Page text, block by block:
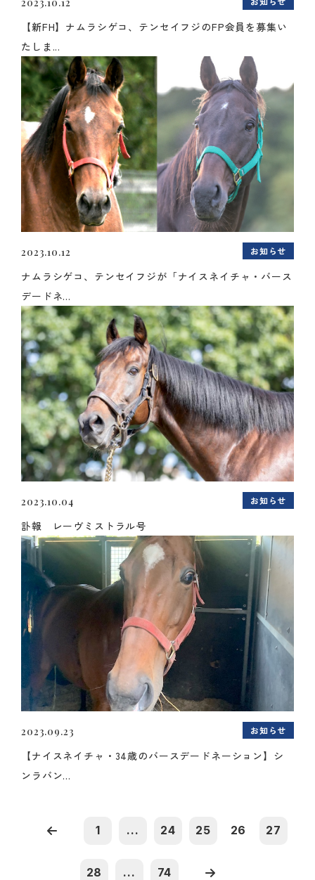
【新FH】ナムラシゲコ、テンセイフジのFP会員を募集い
たしま...
2023.10.12 お知らせ
ナムラシゲコ、テンセイフジが「ナイスネイチャ・バース
デードネ...
2023.10.04 お知らせ
訃報 レーヴミストラル号
2023.09.23 お知らせ
【ナイスネイチャ・34歳のバースデードネーション】シ
ンラバン...
1 ... 24 25 26 27
28 ... 74